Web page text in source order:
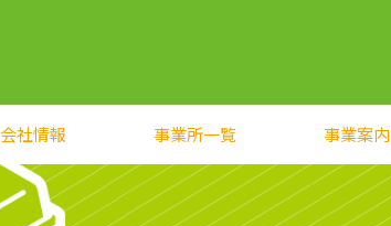
会社情報 事業所一覧 事業案内